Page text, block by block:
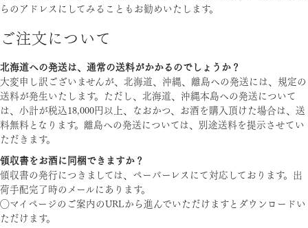
らのアドレスにしてみることもお勧めいたします。
ご注文について
北海道への発送は、通常の送料がかかるのでしょうか？
大変申し訳ございませんが、北海道、沖縄、離島への発送には、規定の
送料が発生いたします。ただし、北海道、沖縄本島への発送について
は、小計が税込18,000円以上、なおかつ、お酒を購入頂けた場合は、送
料無料となります。離島への発送については、別途送料を提示させてい
ただきます。
領収書をお酒に同梱できますか？
領収書の発行につきましては、ペーパーレスにて対応しております。出
荷手配完了時のメールにあります。
◯マイページのご案内のURLから進んでいただけますとダウンロードい
ただけます。